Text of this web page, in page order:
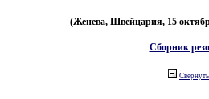
(Женева, Швейцария, 15
Сборник
Свернуть